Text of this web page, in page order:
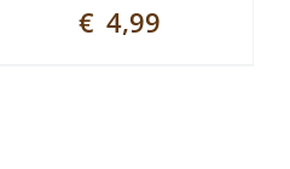
€ 4,99